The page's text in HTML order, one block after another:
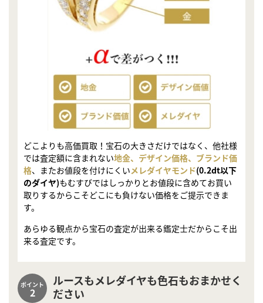
どこよりも高価買取！宝石の大きさだけではなく、他社様
では査定額に含まれない地金、デザイン価格、ブランド価
格、またお値段を付けにくいメレダイヤモンド(0.2dt以下
のダイヤ)もむすびではしっかりとお値段に含めてお買い
取りするからこそどこにも負けない価格をご提示できま
す。
あらゆる観点から宝石の査定が出来る鑑定士だからこそ出
来る査定です。
ポイント
2
ルースもメレダイヤも色石もおまかせく
ださい